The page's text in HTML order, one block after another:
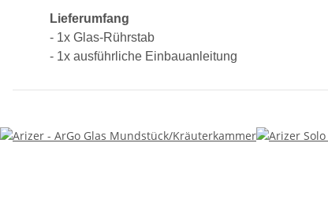
Lieferumfang
- 1x Glas-Rührstab
- 1x ausführliche Einbauanleitung